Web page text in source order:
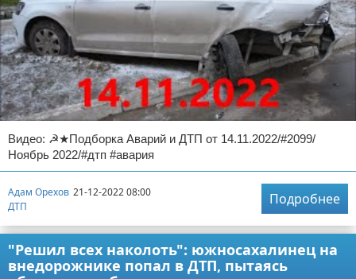
Видео: ☭★Подборка Аварий и ДТП от 14.11.2022/#2099/
Ноябрь 2022/#дтп #авария
Адам Орехов 21-12-2022 08:00
ДТП
Подробнее
"Решил всех наколоть": южносахалинец на
внедорожнике попал в ДТП, пытаясь